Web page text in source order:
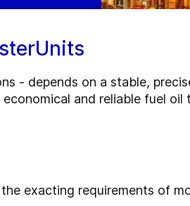
- depends on a stable,
economical and reliable fuel
exacting requirements of